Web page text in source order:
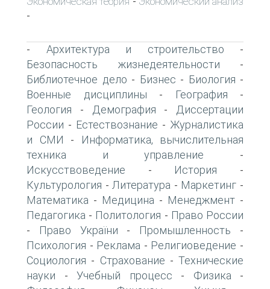
-
- Архитектура и строительство -
Безопасность жизнедеятельности -
Библиотечное дело - Бизнес - Биология -
Военные дисциплины - География -
Геология - Демография -
Диссертации
России - Естествознание - Журналистика
и СМИ -
Информатика, вычислительная
техника и управление -
Искусствоведение - История -
Культурология - Литература - Маркетинг -
Математика - Медицина - Менеджмент -
Педагогика - Политология - Право России
- Право України - Промышленность -
Психология - Реклама - Религиоведение -
Социология - Страхование - Технические
науки - Учебный процесс - Физика -